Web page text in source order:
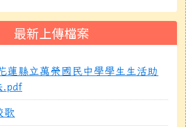
最新上傳檔案
蓮縣立萬榮國民中學學生生活助
.pdf
歌